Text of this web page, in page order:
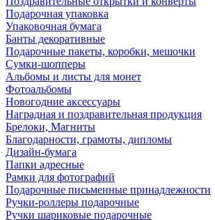
Подарочная упаковка
Упаковочная бумага
Банты декоративные
Подарочные пакеты, коробки, мешочки
Сумки-шопперы
Альбомы и листы для монет
Фотоальбомы
Новогодние аксессуары
Наградная и поздравительная продукция
Брелоки, Магниты
Благодарности, грамоты, дипломы
Дизайн-бумага
Папки адресные
Рамки для фотографий
Подарочные письменные принадлежности
Ручки-роллеры подарочные
Ручки шариковые подарочные